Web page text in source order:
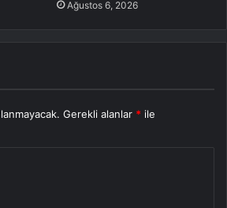
Ağustos 6, 2026
Gerekli alanlar * ile